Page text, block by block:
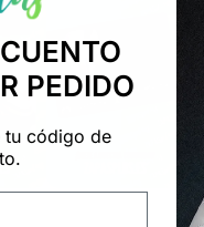
PEDIDO
tu código de